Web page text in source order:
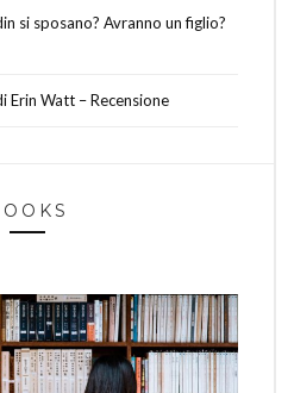
si sposano? Avranno un figlio?
Erin Watt – Recensione